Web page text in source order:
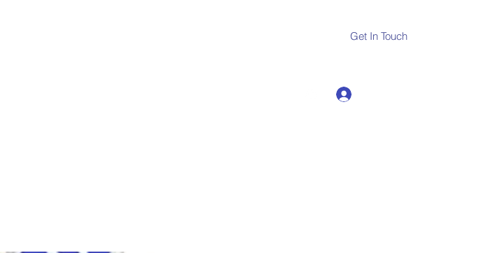
Get In Touch